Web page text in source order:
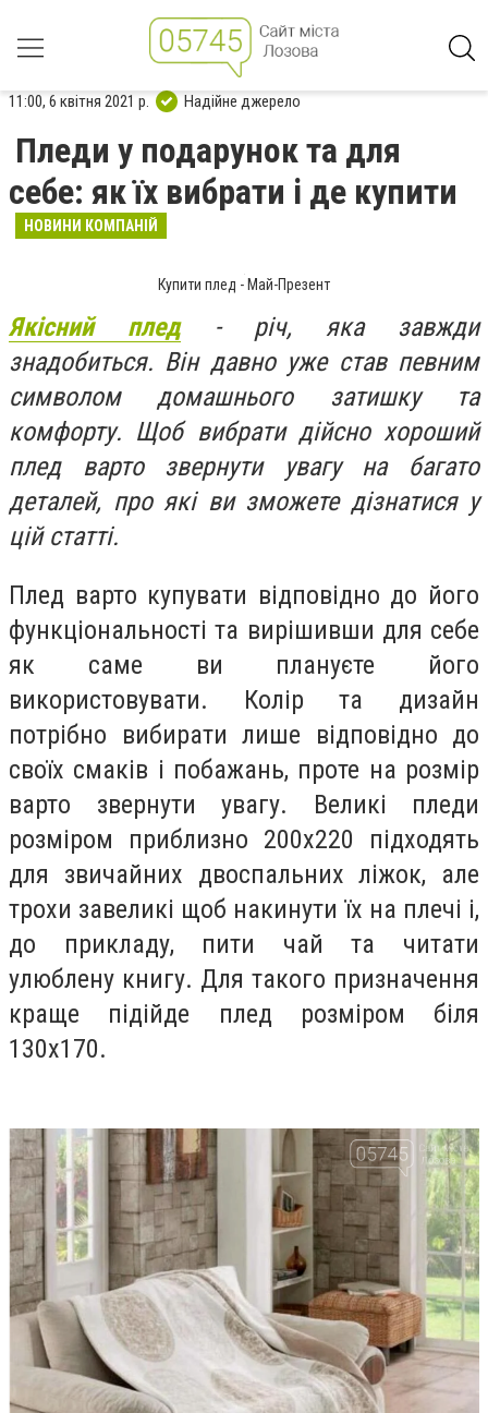
11:00, 6 квітня 2021 р. Надійне джерело
Пледи у подарунок та для
себе: як їх вибрати і де купити
НОВИНИ КОМПАНІЙ
Купити плед - Май-Презент
Якісний плед- річ, яка завжди
знадобиться. Він давно уже став певним
символом домашнього затишку та
комфорту. Щоб вибрати дійсно хороший
плед варто звернути увагу на багато
деталей, про які ви зможете дізнатися у
цій статті.
Плед варто купувати відповідно до його
функціональності та вирішивши для себе
як саме ви плануєте його
використовувати. Колір та дизайн
потрібно вибирати лише відповідно до
своїх смаків і побажань, проте на розмір
варто звернути увагу. Великі пледи
розміром приблизно 200х220 підходять
для звичайних двоспальних ліжок, але
трохи завеликі щоб накинути їх на плечі і,
до прикладу, пити чай та читати
улюблену книгу. Для такого призначення
краще підійде плед розміром біля
130х170.